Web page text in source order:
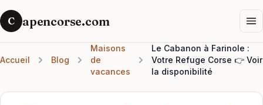
C apencorse.com
Accueil Blog
Maisons
de
vacances
Le Cabanon à Farinole :
Votre Refuge Corse 👉 Voir
la disponibilité